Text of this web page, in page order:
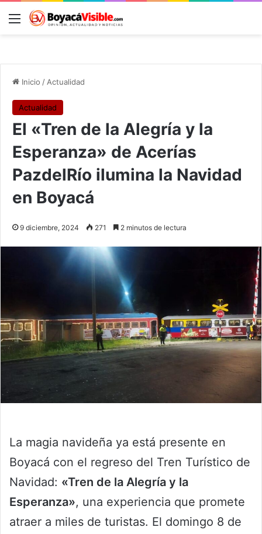
Menú
Inicio / Actualidad
Actualidad
El «Tren de la Alegría y la
Esperanza» de Acerías
PazdelRío ilumina la Navidad
en Boyacá
9 diciembre, 2024 271 2 minutos de lectura
La magia navideña ya está presente en
Boyacá con el regreso del Tren Turístico de
Navidad: «Tren de la Alegría y la
Esperanza», una experiencia que promete
atraer a miles de turistas. El domingo 8 de